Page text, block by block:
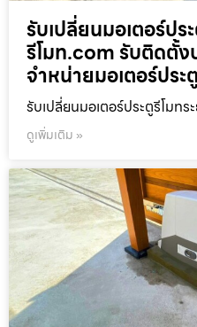
รับเปลี่ยนมอเตอร์ปร
รีโมท.com รับติดตั้ง
จำหน่ายมอเตอร์ปร
รับเปลี่ยนมอเตอร์ประตูรีโมทร
ดูเพิ่มเติม »